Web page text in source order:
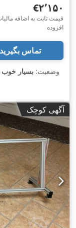
‎€۲٬۱۵۰
قیمت ثابت به اضافه
افزوده
تماس بگیرید
وضعیت: بسیار خوب
آگهی کوچک